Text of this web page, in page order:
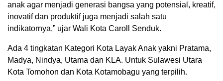
anak agar menjadi generasi bangsa yang potensial, kreatif,
inovatif dan produktif juga menjadi salah satu
indikatornya,” ujar Wali Kota Caroll Senduk.
Ada 4 tingkatan Kategori Kota Layak Anak yakni Pratama,
Madya, Nindya, Utama dan KLA. Untuk Sulawesi Utara
Kota Tomohon dan Kota Kotamobagu yang terpilih.